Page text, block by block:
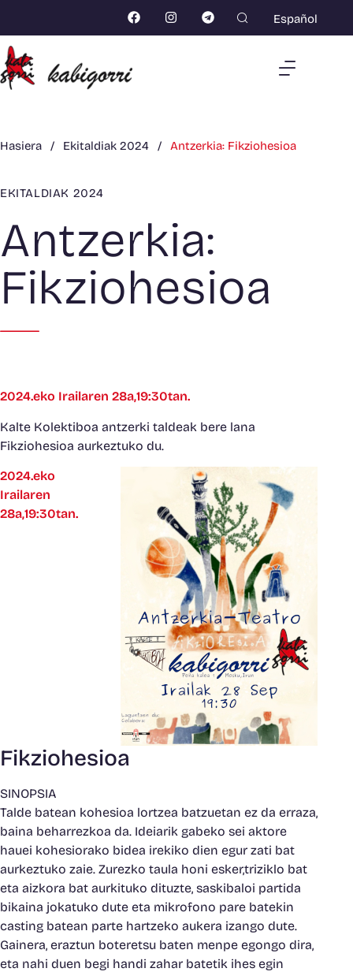
Español
Hasiera / Ekitaldiak 2024 / Antzerkia: Fikziohesioa
EKITALDIAK 2024
Antzerkia:
Fikziohesioa
2024.eko Irailaren 28a,19:30tan.
Kalte Kolektiboa antzerki taldeak bere lana
Fikziohesioa aurkeztuko du.
2024.eko
Irailaren
28a,19:30tan.
Fikziohesioa
SINOPSIA
Talde batean kohesioa lortzea batzuetan ez da erraza,
baina beharrezkoa da. Ideiarik gabeko sei aktore
hauei kohesiorako bidea irekiko dien egur zati bat
aurkeztuko zaie. Zurezko taula honi esker,triziklo bat
eta aizkora bat aurkituko dituzte, saskibaloi partida
bikaina jokatuko dute eta mikrofono pare batekin
casting batean parte hartzeko aukera izango dute.
Gainera, eraztun boteretsu baten menpe egongo dira,
eta nahi duen begi handi zahar batetik ihes egin